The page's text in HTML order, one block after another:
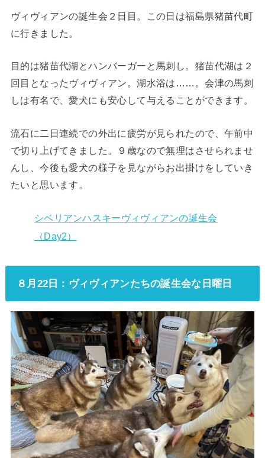
ヴィヴィアンの誕生会２日目。この日は福島県猪苗代町
に行きました。
目的は猪苗代湖とハンバーガーと馬刺し。猪苗代湖は２
回目となったヴィヴィアン。湖水浴は……。会津の馬刺
しは有名で、愛犬にも安心して与えることができます。
流石に二日連続での外出に疲労が見られたので、午前中
で切り上げてきました。９歳なので無理はさせられませ
んし、今後も愛犬の様子を見ながらお出掛けをしていき
たいと思います。
シベリアンハスキーヴィヴィアンの誕生会
（Day2）
８月22日：ヴィヴィアンたちの誕生会な日曜日